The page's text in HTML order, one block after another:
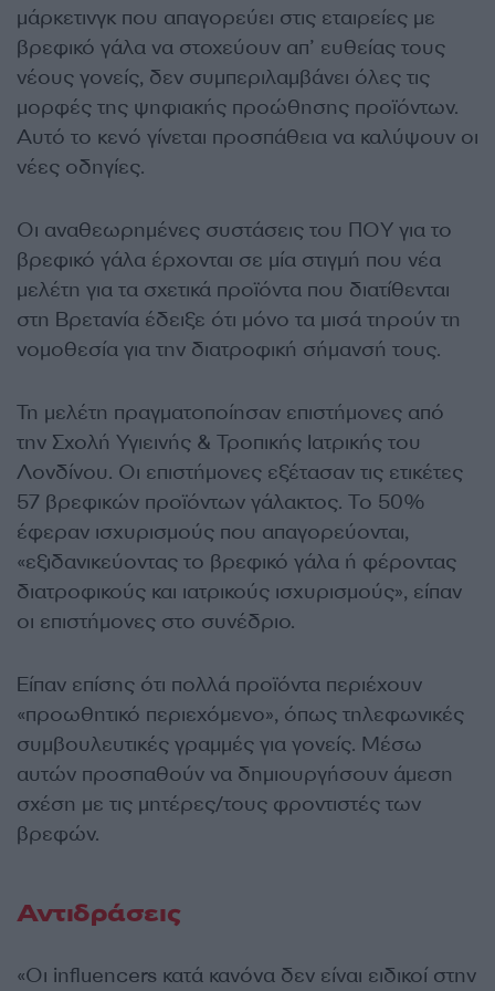
μάρκετινγκ που απαγορεύει στις εταιρείες με
βρεφικό γάλα να στοχεύουν απ’ ευθείας τους
νέους γονείς, δεν συμπεριλαμβάνει όλες τις
μορφές της ψηφιακής προώθησης προϊόντων.
Αυτό το κενό γίνεται προσπάθεια να καλύψουν οι
νέες οδηγίες.
Οι αναθεωρημένες συστάσεις του ΠΟΥ για το
βρεφικό γάλα έρχονται σε μία στιγμή που νέα
μελέτη για τα σχετικά προϊόντα που διατίθενται
στη Βρετανία έδειξε ότι μόνο τα μισά τηρούν τη
νομοθεσία για την διατροφική σήμανσή τους.
Τη μελέτη πραγματοποίησαν επιστήμονες από
την Σχολή Υγιεινής & Τροπικής Ιατρικής του
Λονδίνου. Οι επιστήμονες εξέτασαν τις ετικέτες
57 βρεφικών προϊόντων γάλακτος. Το 50%
έφεραν ισχυρισμούς που απαγορεύονται,
«εξιδανικεύοντας το βρεφικό γάλα ή φέροντας
διατροφικούς και ιατρικούς ισχυρισμούς», είπαν
οι επιστήμονες στο συνέδριο.
Είπαν επίσης ότι πολλά προϊόντα περιέχουν
«προωθητικό περιεχόμενο», όπως τηλεφωνικές
συμβουλευτικές γραμμές για γονείς. Μέσω
αυτών προσπαθούν να δημιουργήσουν άμεση
σχέση με τις μητέρες/τους φροντιστές των
βρεφών.
Αντιδράσεις
«Οι influencers κατά κανόνα δεν είναι ειδικοί στην